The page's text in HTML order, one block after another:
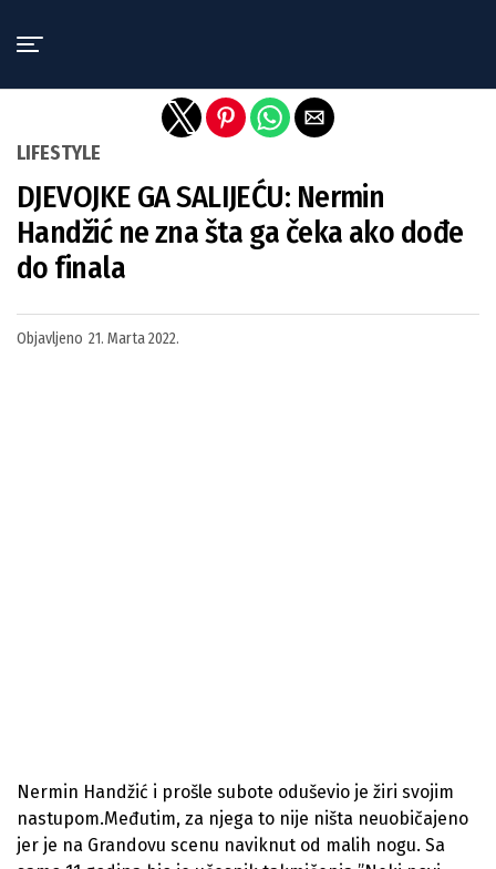
LIFESTYLE
DJEVOJKE GA SALIJEĆU: Nermin
Handžić ne zna šta ga čeka ako dođe
do finala
Objavljeno 21. Marta 2022.
Nermin Handžić i prošle subote oduševio je žiri svojim
nastupom.Međutim, za njega to nije ništa neuobičajeno
jer je na Grandovu scenu naviknut od malih nogu. Sa